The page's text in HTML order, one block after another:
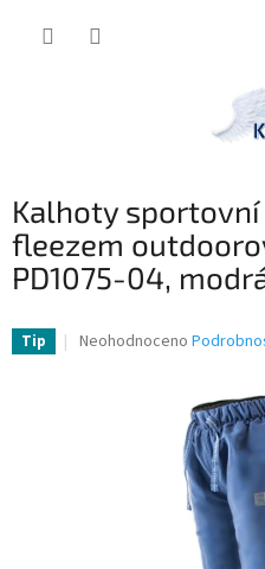
Kalhoty
fleezem
PD1075-04,
Tip
Průměrné
Neohodnoceno